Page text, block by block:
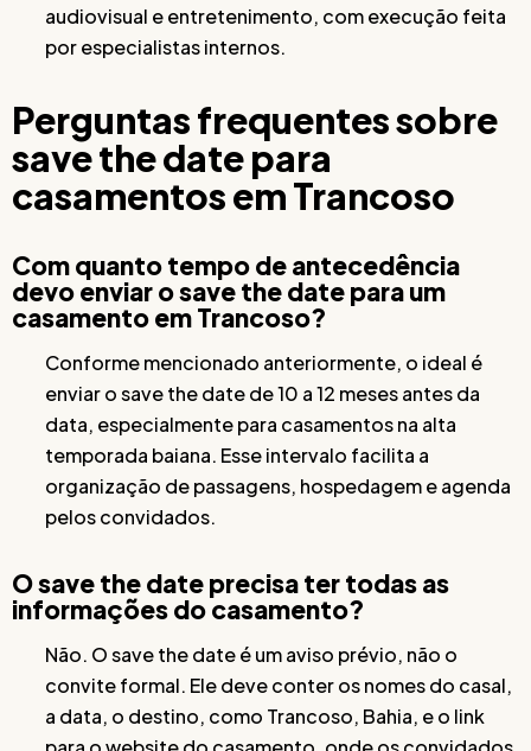
audiovisual e entretenimento, com execução feita
por especialistas internos.
Perguntas frequentes sobre
save the date para
casamentos em Trancoso
Com quanto tempo de antecedência
devo enviar o save the date para um
casamento em Trancoso?
Conforme mencionado anteriormente, o ideal é
enviar o save the date de 10 a 12 meses antes da
data, especialmente para casamentos na alta
temporada baiana. Esse intervalo facilita a
organização de passagens, hospedagem e agenda
pelos convidados.
O save the date precisa ter todas as
informações do casamento?
Não. O save the date é um aviso prévio, não o
convite formal. Ele deve conter os nomes do casal,
a data, o destino, como Trancoso, Bahia, e o link